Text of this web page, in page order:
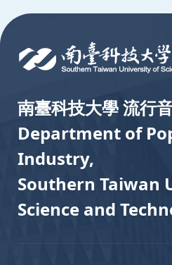
南臺科技大學 流行
Department of
Industry,
Southern Taiwan
Science and